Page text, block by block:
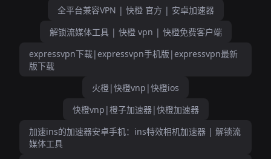
全平台兼容VPN | 快橙 官方 | 安卓加速器
解锁流媒体工具 | 快橙 vpn | 快橙免费客户端
expressvpn下載|expressvpn手机版|expressvpn最新
版下载
火橙|快橙vnp|快橙ios
快橙vnp|橙子加速器|快橙加速器
加速ins的加速器安卓手机：ins特效相机加速器 | 解锁流
媒体工具